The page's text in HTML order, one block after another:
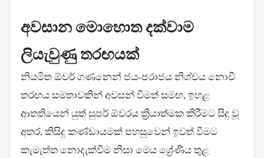
අවසාන මොහොත දක්වාම
ලියැවුණු තරඟයක්
නියමිත ඕවර් ගණනෙන් ජය-පරාජය නිශ්චය නොවී
තරඟය සමතාවකින් අවසන් වීමත් සමඟ, ඉහළ
ආතතියෙන් යුත් සුපර් ඕවරය ක්‍රියාත්මක කිරීමට සිදු වූ
අතර, කිසිදු කණ්ඩායමක් පහසුවෙන් ඉවත් වීමට
කැමැත්ත නොදැක්වීම නිසා මෙය ශ්‍රේණිය තුළ